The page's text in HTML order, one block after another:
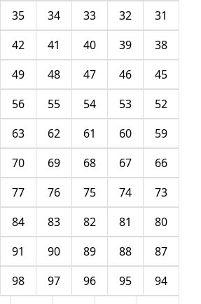
31
32
33
34
35
38
39
40
41
42
45
46
47
48
49
52
53
54
55
56
59
60
61
62
63
66
67
68
69
70
73
74
75
76
77
80
81
82
83
84
87
88
89
90
91
94
95
96
97
98